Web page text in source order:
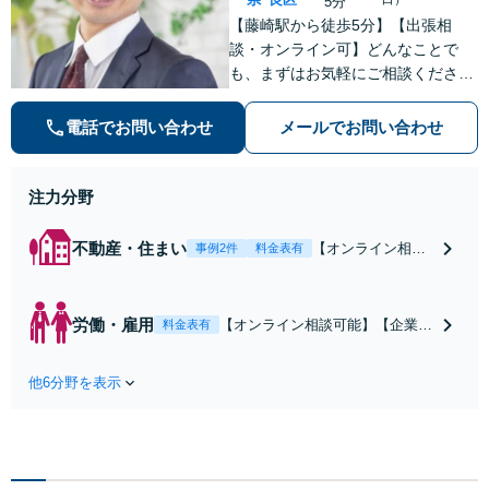
【藤崎駅から徒歩5分】【出張相
談・オンライン可】どんなことで
も、まずはお気軽にご相談くださ
方のお話をじっくり聞くことが大事
だと考えています。【明瞭でリーズ
電話でお問い合わせ メールでお問い合わせ
注力分野
不動産・住まい 事例2件 料金表有
【オンライン相談
解決実績多数あり
労働・雇用 料金表有
【オンライン相談可能】【企業
【藤崎駅から徒歩5分】
他6分野を表示